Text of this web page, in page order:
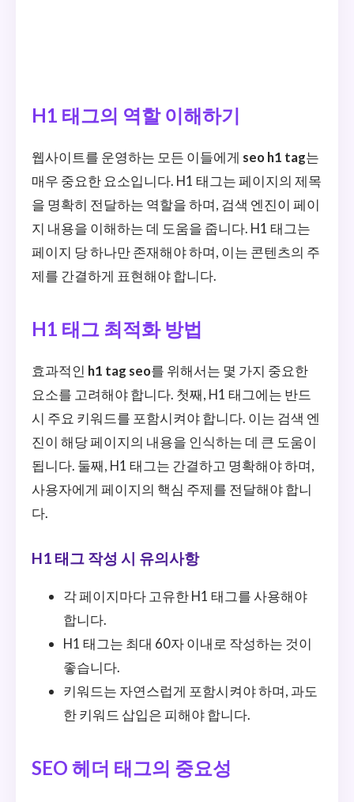
H1 태그의 역할 이해하기
웹사이트를 운영하는 모든 이들에게 seo h1 tag는
매우 중요한 요소입니다. H1 태그는 페이지의 제목
을 명확히 전달하는 역할을 하며, 검색 엔진이 페이
지 내용을 이해하는 데 도움을 줍니다. H1 태그는
페이지 당 하나만 존재해야 하며, 이는 콘텐츠의 주
제를 간결하게 표현해야 합니다.
H1 태그 최적화 방법
효과적인 h1 tag seo를 위해서는 몇 가지 중요한
요소를 고려해야 합니다. 첫째, H1 태그에는 반드
시 주요 키워드를 포함시켜야 합니다. 이는 검색 엔
진이 해당 페이지의 내용을 인식하는 데 큰 도움이
됩니다. 둘째, H1 태그는 간결하고 명확해야 하며,
사용자에게 페이지의 핵심 주제를 전달해야 합니
다.
H1 태그 작성 시 유의사항
각 페이지마다 고유한 H1 태그를 사용해야
합니다.
H1 태그는 최대 60자 이내로 작성하는 것이
좋습니다.
키워드는 자연스럽게 포함시켜야 하며, 과도
한 키워드 삽입은 피해야 합니다.
SEO 헤더 태그의 중요성